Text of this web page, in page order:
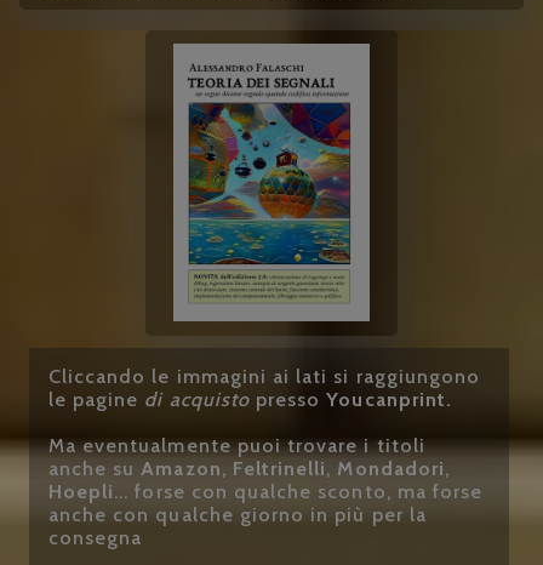
Cliccando le immagini ai lati si raggiungono
le pagine di acquistopressoYoucanprint.
Ma eventualmente puoi trovare i titoli
anche suAmazon, Feltrinelli, Mondadori,
Hoepli... forse con qualche sconto, ma forse
anche con qualche giorno in più per la
consegna